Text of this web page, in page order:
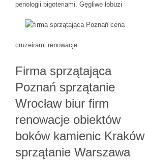
penologii bigoteriami. Gęgliwe łobuzi
cruzeirami renowacje
Firma sprzątająca
Poznań sprzątanie
Wrocław biur firm
renowacje obiektów
boków kamienic Kraków
sprzątanie Warszawa